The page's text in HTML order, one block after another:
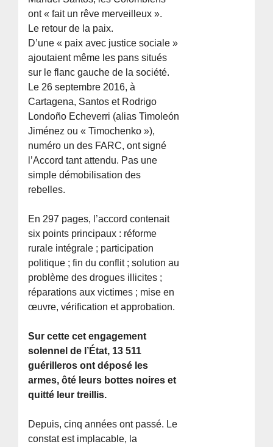
ont « fait un rêve merveilleux ».
Le retour de la paix.
D’une « paix avec justice sociale »
ajoutaient même les pans situés
sur le flanc gauche de la société.
Le 26 septembre 2016, à
Cartagena, Santos et Rodrigo
Londoño Echeverri (alias Timoleón
Jiménez ou « Timochenko »),
numéro un des FARC, ont signé
l’Accord tant attendu. Pas une
simple démobilisation des
rebelles.
En 297 pages, l’accord contenait
six points principaux : réforme
rurale intégrale ; participation
politique ; fin du conflit ; solution au
problème des drogues illicites ;
réparations aux victimes ; mise en
œuvre, vérification et approbation.
Sur cette cet engagement
solennel de l’État, 13 511
guérilleros ont déposé les
armes, ôté leurs bottes noires et
quitté leur treillis.
Depuis, cinq années ont passé. Le
constat est implacable, la